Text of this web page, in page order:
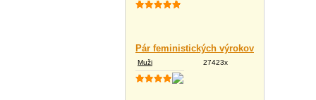
Pár feministických výrokov
Muži 27423x